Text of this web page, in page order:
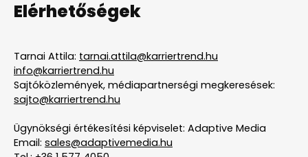
Elérhetőségek
Tarnai Attila: tarnai.attila@karriertrend.hu
info@karriertrend.hu
Sajtóközlemények, médiapartnerségi megkeresések:
sajto@karriertrend.hu
Ügynökségi értékesítési képviselet: Adaptive Media
Email: sales@adaptivemedia.hu